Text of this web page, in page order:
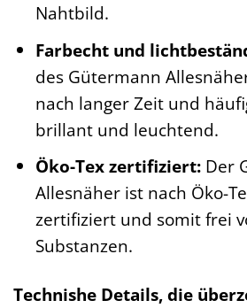
Nahtbild.
Farbecht und
des Gütermann
nach langer Zeit und
brillant und leuchtend.
Öko-Tex zertifiziert:Der
Allesnäher ist nach Öko-
zertifiziert und somit frei
Substanzen.
Technishe Details, die